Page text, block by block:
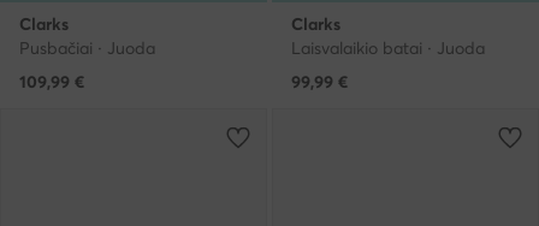
Clarks
Pusbačiai · Juoda
109,99 €
Clarks
Laisvalaikio batai · Juoda
99,99 €